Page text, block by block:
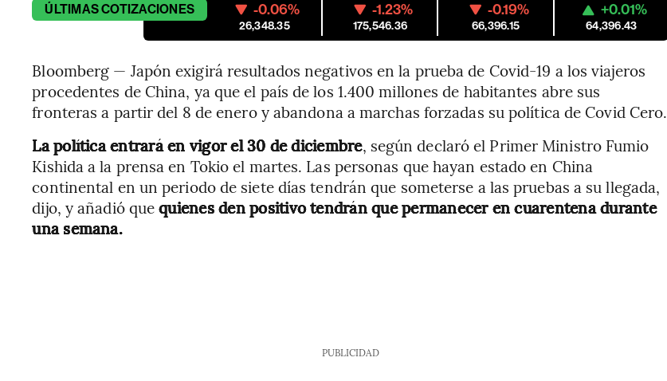
ÚLTIMASCOTIZACIONES -0.06%
26,348.35
-1.23%
175,546.36
-0.19%
66,396.15
+0.01%
64,396.43
Bloomberg — Japón exigirá resultados negativos en la prueba de Covid-19 a los viajeros
procedentes de China, ya que el país de los 1.400 millones de habitantes abre sus
fronteras a partir del 8 de enero y abandona a marchas forzadas su política de Covid Cero.
La política entrará en vigor el 30 de diciembre, según declaró el Primer Ministro Fumio
Kishida a la prensa en Tokio el martes. Las personas que hayan estado en China
continental en un periodo de siete días tendrán que someterse a las pruebas a su llegada,
dijo, y añadió quequienes den positivo tendrán que permanecer en cuarentena durante
una semana.
PUBLICIDAD